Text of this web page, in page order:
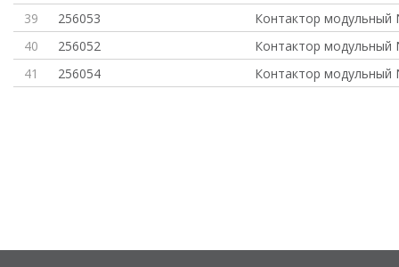
39
256053
Контактор модульный
40
256052
Контактор модульный
41
256054 Контактор модульный